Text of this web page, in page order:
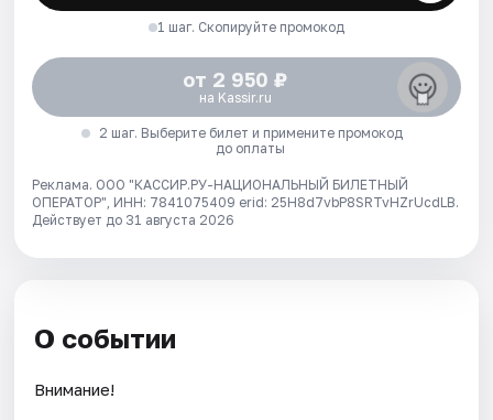
1 шаг. Скопируйте промокод
от 2 950 ₽
на Kassir.ru
2 шаг. Выберите билет и примените промокод
до оплаты
Реклама. ООО "КАССИР.РУ-НАЦИОНАЛЬНЫЙ БИЛЕТНЫЙ
ОПЕРАТОР", ИНН: 7841075409 erid: 25H8d7vbP8SRTvHZrUcdLB.
Действует до 31 августа 2026
О событии
Внимание!